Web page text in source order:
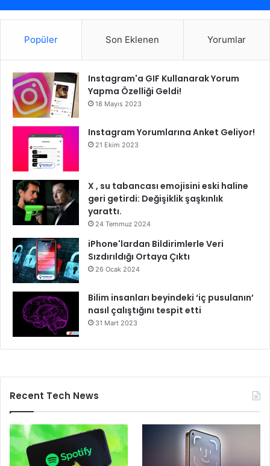
Popüler Son Eklenen Yorumlar
Instagram'a GIF Kullanarak Yorum
Yapma Özelliği Geldi!
18 Mayıs 2023
Instagram Yorumlarına Anket Geliyor!
21 Ekim 2023
X , su tabancası emojisini eski haline
geri getirdi: Değişiklik şaşkınlık
yarattı.
24 Temmuz 2024
iPhone'lardan Bildirimlerle Veri
Sızdırıldığı Ortaya Çıktı
26 Ocak 2024
Bilim insanları beyindeki ‘iç pusulanın’
nasıl çalıştığını tespit etti
31 Mart 2023
Recent Tech News